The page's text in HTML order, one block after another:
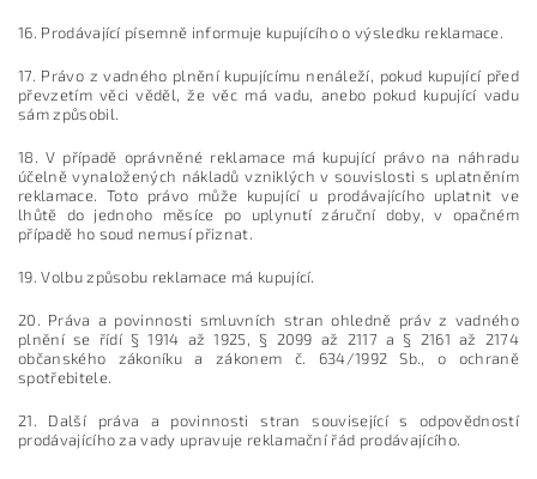
16. Prodávající písemně informuje kupujícího o výsledku reklamace.
17. Právo z vadného plnění kupujícímu nenáleží, pokud kupující před
převzetím věci věděl, že věc má vadu, anebo pokud kupující vadu
sám způsobil.
18. V případě oprávněné reklamace má kupující právo na náhradu
účelně vynaložených nákladů vzniklých v souvislosti s uplatněním
reklamace. Toto právo může kupující u prodávajícího uplatnit ve
lhůtě do jednoho měsíce po uplynutí záruční doby, v opačném
případě ho soud nemusí přiznat.
19. Volbu způsobu reklamace má kupující.
20. Práva a povinnosti smluvních stran ohledně práv z vadného
plnění se řídí § 1914 až 1925, § 2099 až 2117 a § 2161 až 2174
občanského zákoníku a zákonem č. 634/1992 Sb., o ochraně
spotřebitele.
21. Další práva a povinnosti stran související s odpovědností
prodávajícího za vady upravuje reklamační řád prodávajícího.